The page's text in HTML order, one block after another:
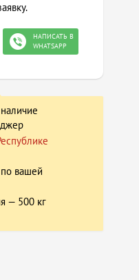
НАПИСАТЬ В
WHATSAPP
вашей
— 500 кг